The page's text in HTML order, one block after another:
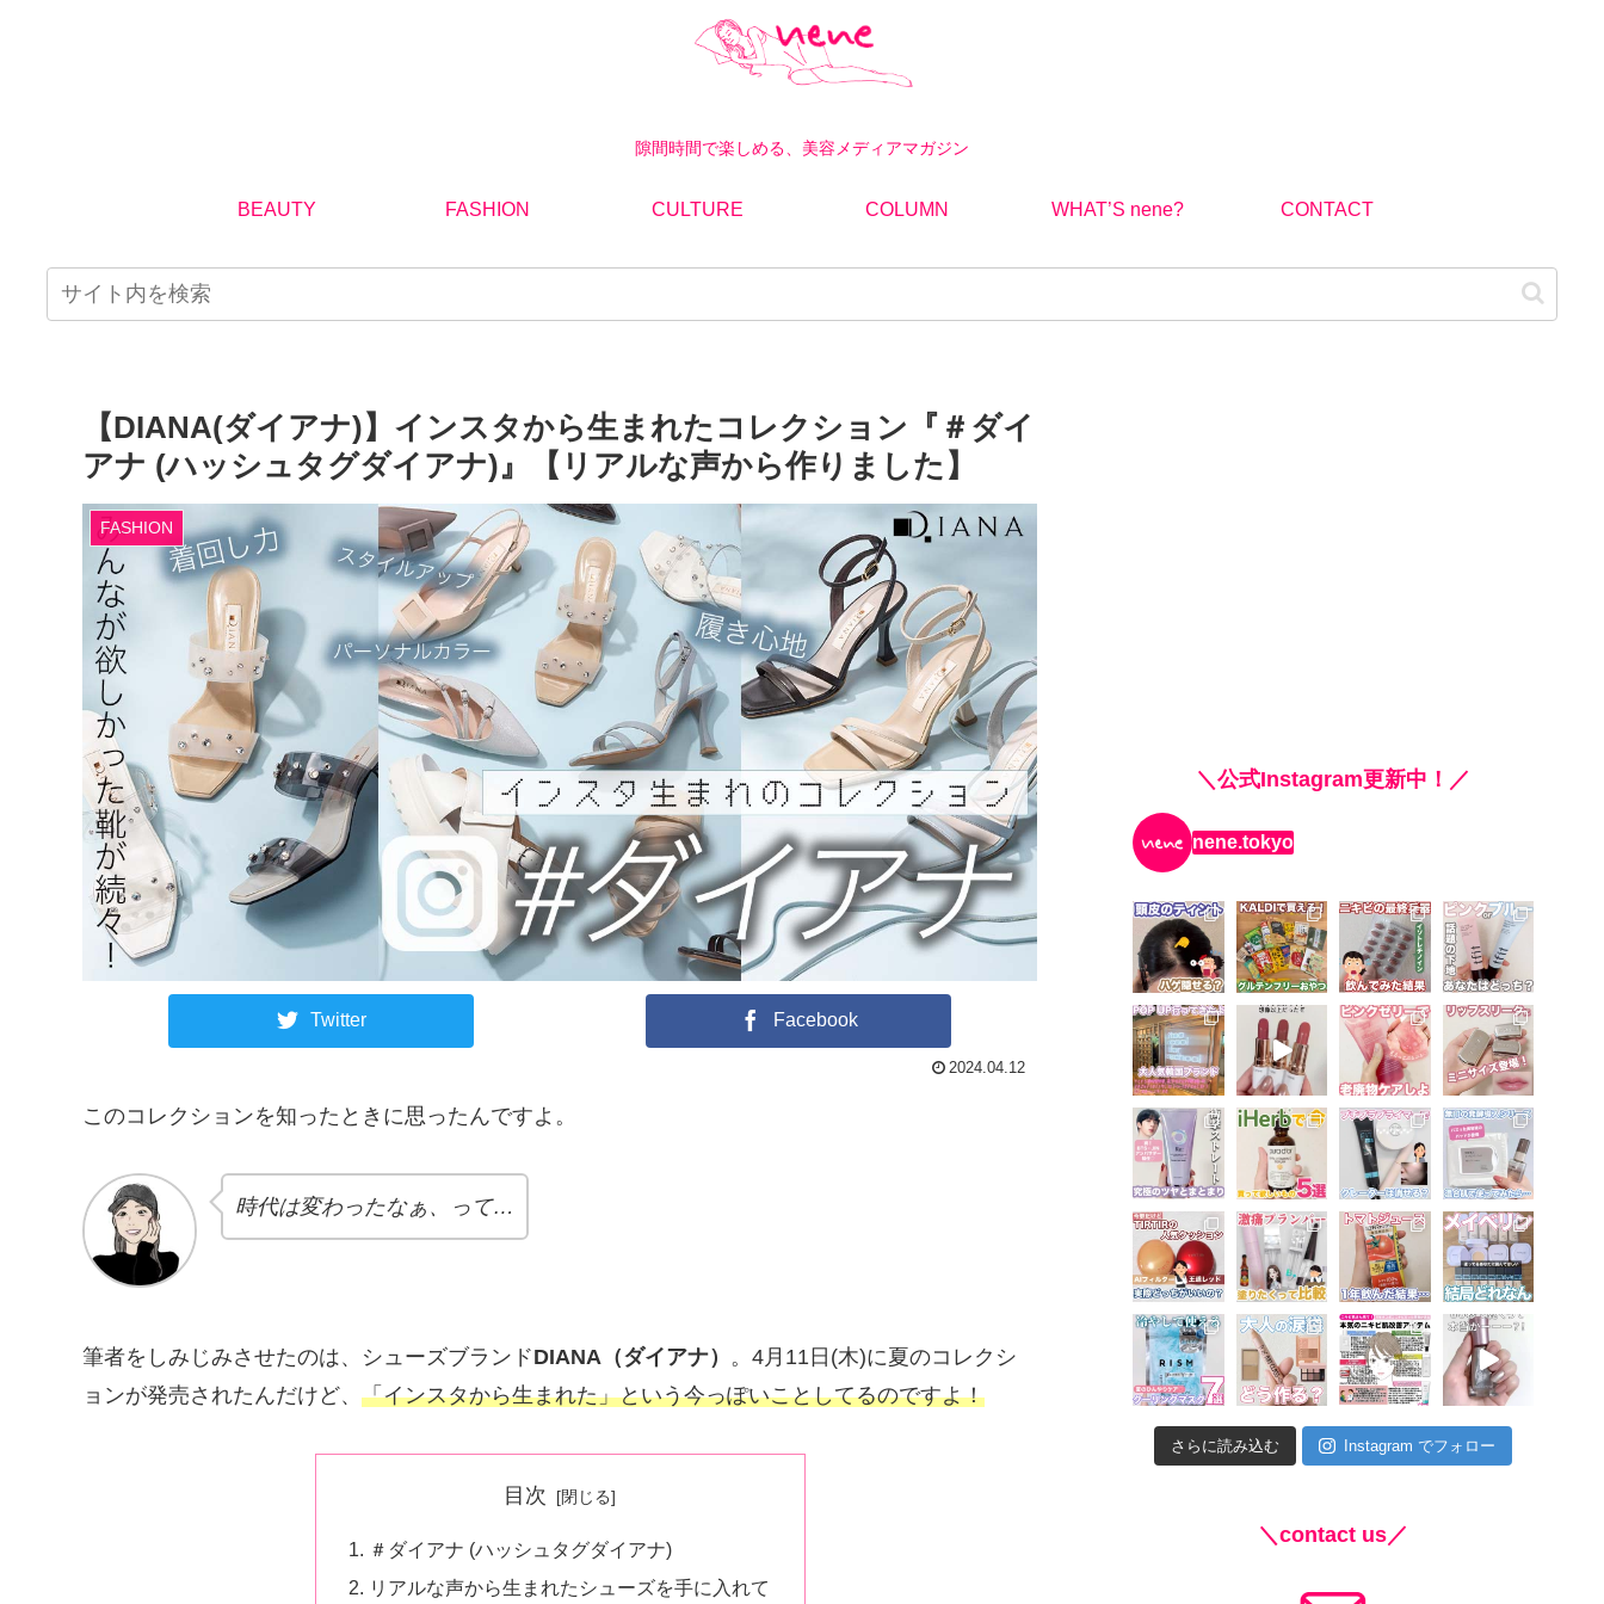
隙間時間で楽しめる、美容メディアマガジン
BEAUTY FASHION CULTURE COLUMN WHAT’S nene? CONTACT
【DIANA(ダイアナ)】インスタから生まれたコレクション『＃ダイ
アナ (ハッシュタグダイアナ)』【リアルな声から作りました】
FASHION
Twitter Facebook
2024.04.12
このコレクションを知ったときに思ったんですよ。
時代は変わったなぁ、って…
筆者をしみじみさせたのは、シューズブランドDIANA（ダイアナ） 。4月11日(木)に夏のコレクシ
ョンが発売されたんだけど、 「インスタから生まれた」という今っぽいことしてるのですよ！
目次
＃ダイアナ (ハッシュタグダイアナ)
リアルな声から生まれたシューズを手に入れて
＼公式Instagram更新中！／
nene.tokyo
さらに読み込む Instagram でフォロー
＼contact us／